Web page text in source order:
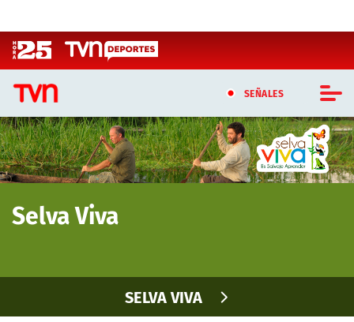
SEÑALES
CASTING MASTERCHEF CHILE
CASTING TVN VERTICAL
TVN VERTICAL
Selva Viva
SELVA VIVA